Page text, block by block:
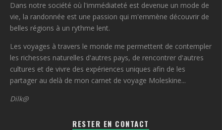
Dans notre société où l'immédiateté est devenue un mode de
vie, la randonnée est une passion qui m'emmène découvrir de
belles régions à un rythme lent.
Les voyages à travers le monde me permettent de contempler
les richesses naturelles d'autres pays, de rencontrer d'autres
cultures et de vivre des expériences uniques afin de les
partager au delà de mon carnet de voyage Moleskine...
Dilk@
RESTER EN CONTACT